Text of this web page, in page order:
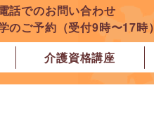
話でのお問い合わせ
のご予約（受付9時〜17時）
ジデンス
丘
ター青山
支援相談センター
ター 白橿
フォート
クエア
援センター北エリア
介護資格講座